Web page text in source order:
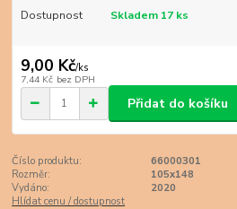
Dostupnost Skladem 17 ks
9,00 Kč/ks
7,44 Kč bez DPH
Přidat do košíku
Číslo produktu:
66000301
Rozměr:
105x148
Vydáno:
2020
Hlídat cenu / dostupnost